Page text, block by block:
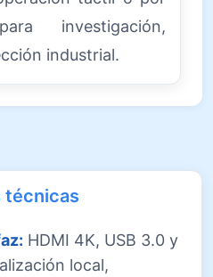
investigación,
industrial.
técnicas
HDMI 4K, USB 3.0 y
local,